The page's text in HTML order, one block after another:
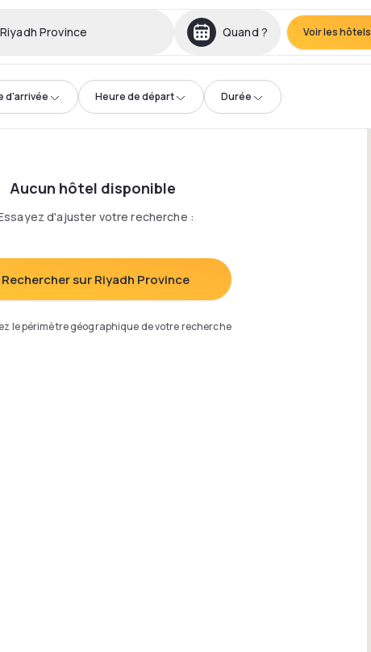
Riyadh Province Quand ? Voir les hôtels
d'arrivée Heure de départ Durée
Aucun hôtel disponible
d'ajuster votre recherche :
Rechercher sur Riyadh Province
le périmètre géographique de votre recherche